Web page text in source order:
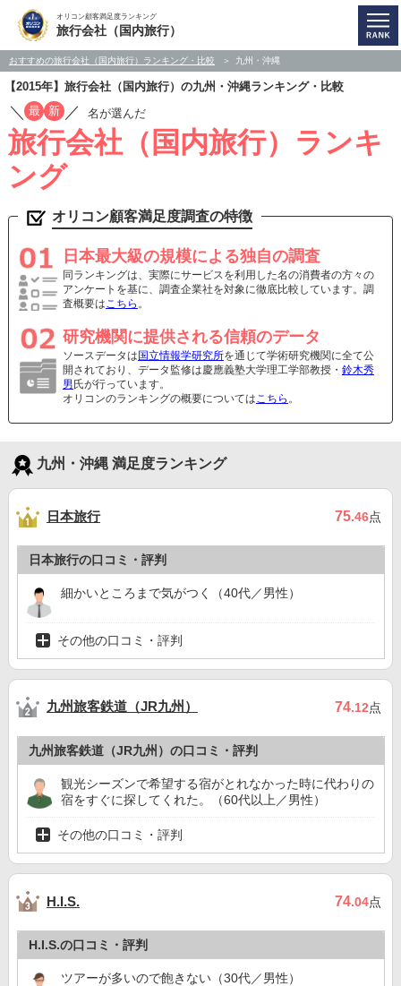
オリコン顧客満足度ランキング
旅行会社（国内旅行）
おすすめの旅行会社（国内旅行）ランキング・比較 九州・沖縄
【2015年】旅行会社（国内旅行）の九州・沖縄ランキング・比較
／ 最 新 ／ 名が選んだ
旅行会社（国内旅行）ランキ
ング
オリコン顧客満足度調査の特徴
日本最大級の規模による独自の調査
同ランキングは、実際にサービスを利用した名の消費者の方々の
アンケートを基に、調査企業社を対象に徹底比較しています。調
査概要はこちら 。
研究機関に提供される信頼のデータ
ソースデータは 国立情報学研究所を通じて学術研究機関に全て公
開されており、データ監修は慶應義塾大学理工学部教授・ 鈴木秀
男 氏が行っています。
オリコンのランキングの概要についてはこちら 。
九州・沖縄 満足度ランキング
日本旅行 75.46点
日本旅行の口コミ・評判
細かいところまで気がつく（40代／男性）
その他の口コミ・評判
九州旅客鉄道（JR九州） 74.12点
九州旅客鉄道（JR九州）の口コミ・評判
観光シーズンで希望する宿がとれなかった時に代わりの
宿をすぐに探してくれた。（60代以上／男性）
その他の口コミ・評判
H.I.S. 74.04点
H.I.S.の口コミ・評判
ツアーが多いので飽きない（30代／男性）